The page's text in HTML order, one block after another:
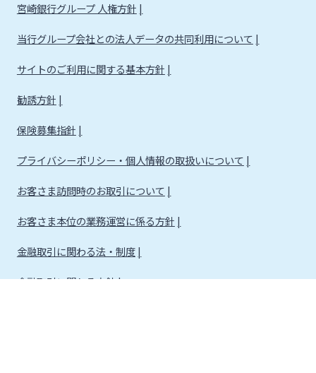
宮崎銀行グループ 人権方針
当行グループ会社との法人データの共同利用について
サイトのご利用に関する基本方針
勧誘方針
保険募集指針
プライバシーポリシー・個人情報の取扱いについて
お客さま訪問時のお取引について
お客さま本位の業務運営に係る方針
金融取引に関わる法・制度
金融取引に関わる方針